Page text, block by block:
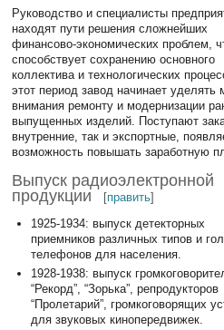
Руководство и специалисты
находят пути решения сложнейших
финансово-экономических проблем,
способствует сохранению основного
коллектива и технологических
этот период завод начинает уделять
внимания ремонту и модернизации
выпущенных изделий. Поступают
внутренние, так и экспортные,
возможность повышать заработную
Выпуск радиоэлектронной
продукции
[править]
1925-1934: выпуск детекторных
приемников различных типов и
телефонов для населения.
1928-1938: выпуск
“Рекорд”, “Зорька”, репродукторов
“Пролетарий”, громкоговорящих
для звуковых кинопередвижек.